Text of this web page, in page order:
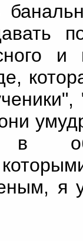
и
в
я